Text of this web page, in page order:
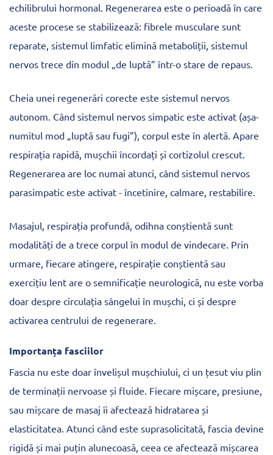
echilibrului hormonal. Regenerarea este o perioadă în care
aceste procese se stabilizează: fibrele musculare sunt
reparate, sistemul limfatic elimină metaboliții, sistemul
nervos trece din modul „de luptă” într-o stare de repaus.
Cheia unei regenerări corecte este sistemul nervos
autonom. Când sistemul nervos simpatic este activat (așa-
numitul mod „luptă sau fugi”), corpul este în alertă. Apare
respirația rapidă, mușchii încordați și cortizolul crescut.
Regenerarea are loc numai atunci, când sistemul nervos
parasimpatic este activat - încetinire, calmare, restabilire.
Masajul, respirația profundă, odihna conștientă sunt
modalități de a trece corpul în modul de vindecare. Prin
urmare, fiecare atingere, respirație conștientă sau
exercițiu lent are o semnificație neurologică, nu este vorba
doar despre circulația sângelui în mușchi, ci și despre
activarea centrului de regenerare.
Importanța fasciilor
Fascia nu este doar învelișul mușchiului, ci un țesut viu plin
de terminații nervoase și fluide. Fiecare mișcare, presiune,
sau mișcare de masaj îi afectează hidratarea și
elasticitatea. Atunci când este suprasolicitată, fascia devine
rigidă și mai puțin alunecoasă, ceea ce afectează mișcarea